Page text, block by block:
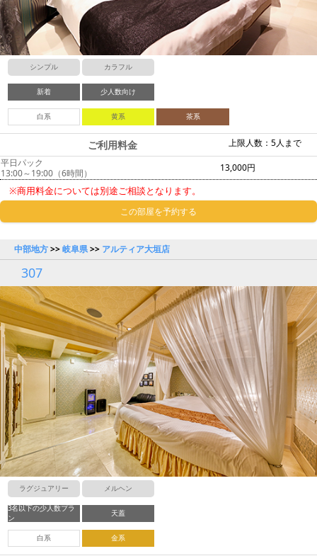
シンプル カラフル
新着 少人数向け
白系 黄系 茶系
上限人数：5人まで
ご利用料金
平日パック
13:00～19:00（6時間）
13,000円
※商用料金については別途ご相談となります。
この部屋を予約する
中部地方>>岐阜県>> アルティア大垣店
307
ラグジュアリー メルヘン
3名以下の少人数プラ
ン
天蓋
白系 金系